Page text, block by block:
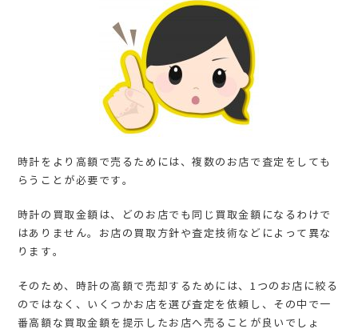
時計をより高額で売るためには、複数のお店で査定をしても
らうことが必要です。
時計の買取金額は、どのお店でも同じ買取金額になるわけで
はありません。お店の買取方針や査定技術などによって異な
ります。
そのため、時計の高額で売却するためには、1つのお店に絞る
のではなく、いくつかお店を選び査定を依頼し、その中で一
番高額な買取金額を提示したお店へ売ることが良いでしょ